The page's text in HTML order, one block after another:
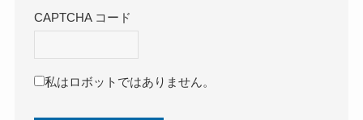
CAPTCHA コード
私はロボットではありません。